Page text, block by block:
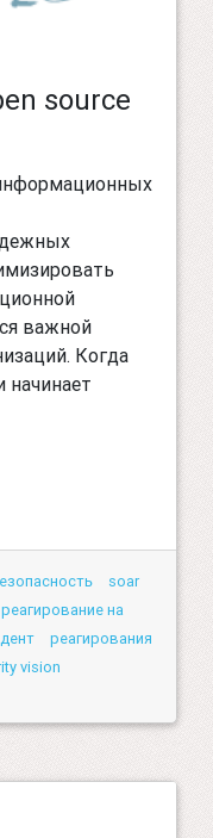
source
важной
Когда
начинает
soar
реагирование на
реагирования
vision